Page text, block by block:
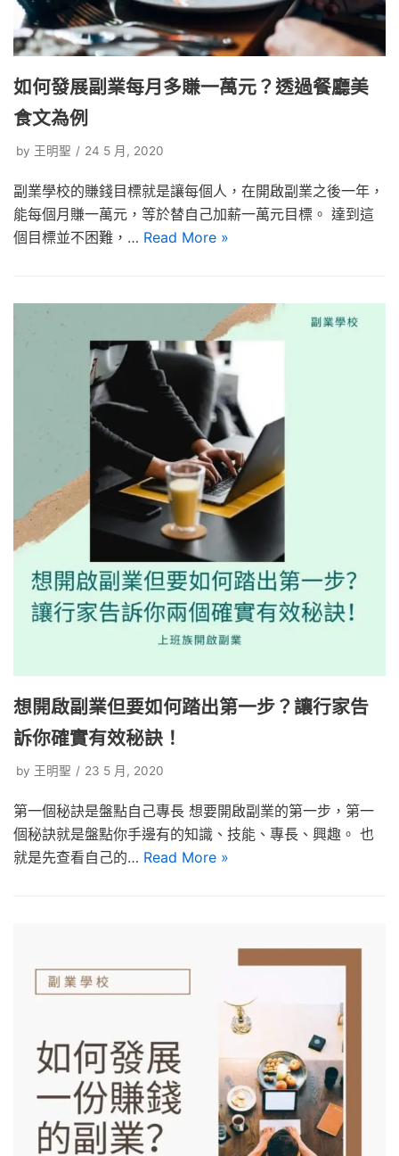
如何發展副業每月多賺一萬元？透過餐廳美
食文為例
by 王明聖 24 5 月, 2020
副業學校的賺錢目標就是讓每個人，在開啟副業之後一年，
能每個月賺一萬元，等於替自己加薪一萬元目標。 達到這
個目標並不困難，… Read More »
想開啟副業但要如何踏出第一步？讓行家告
訴你確實有效秘訣！
by 王明聖 23 5 月, 2020
第一個秘訣是盤點自己專長 想要開啟副業的第一步，第一
個秘訣就是盤點你手邊有的知識、技能、專長、興趣。 也
就是先查看自己的… Read More »